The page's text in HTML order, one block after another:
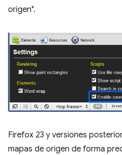
origen".
Firefox 23 y versiones
mapas de origen de forma